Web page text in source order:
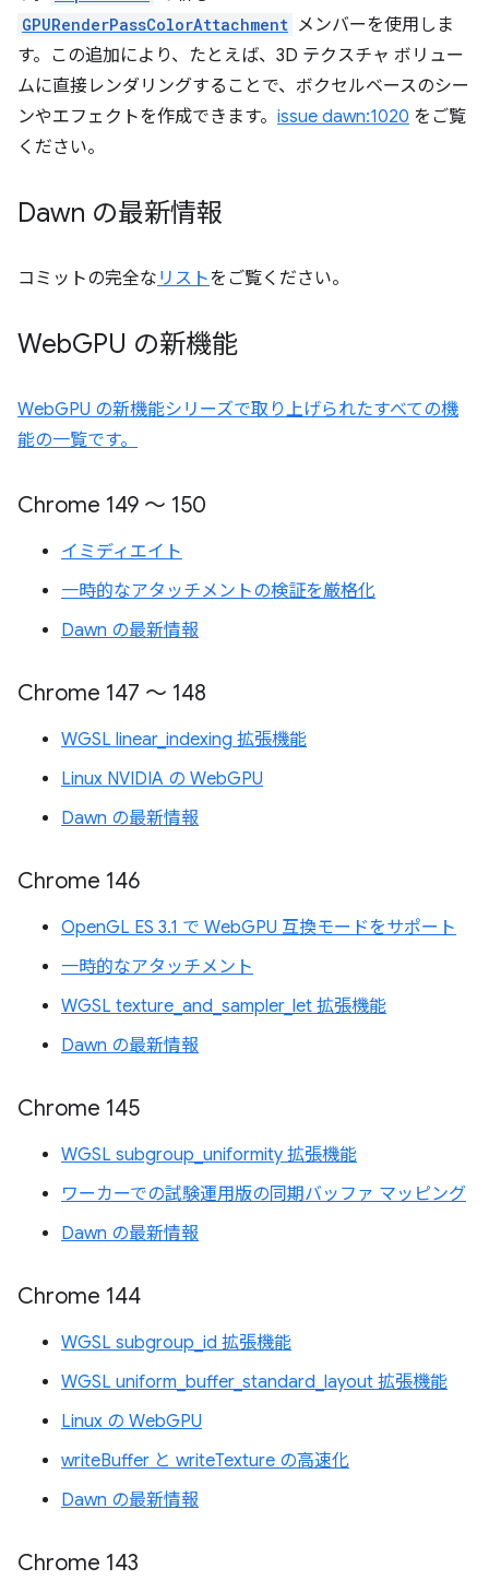
GPURenderPassColorAttachment メンバーを使用しま
す。この追加により、たとえば、3D テクスチャ ボリュー
ムに直接レンダリングすることで、ボクセルベースのシー
ンやエフェクトを作成できます。 issue dawn:1020 をご覧
ください。
Dawn の最新情報
コミットの完全な リストをご覧ください。
WebGPU の新機能
WebGPU の新機能シリーズで取り上げられたすべての機
能の一覧です。
Chrome 149 ～ 150
イミディエイト
一時的なアタッチメントの検証を厳格化
Dawn の最新情報
Chrome 147 ～ 148
WGSL linear_indexing 拡張機能
Linux NVIDIA の WebGPU
Dawn の最新情報
Chrome 146
OpenGL ES 3.1 で WebGPU 互換モードをサポート
一時的なアタッチメント
WGSL texture_and_sampler_let 拡張機能
Dawn の最新情報
Chrome 145
WGSL subgroup_uniformity 拡張機能
ワーカーでの試験運用版の同期バッファ マッピング
Dawn の最新情報
Chrome 144
WGSL subgroup_id 拡張機能
WGSL uniform_buffer_standard_layout 拡張機能
Linux の WebGPU
writeBuffer と writeTexture の高速化
Dawn の最新情報
Chrome 143